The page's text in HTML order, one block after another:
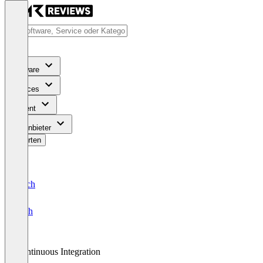
Software
Services
Content
Für Anbieter
Bewerten
Deutsch
English
Continuous Integration